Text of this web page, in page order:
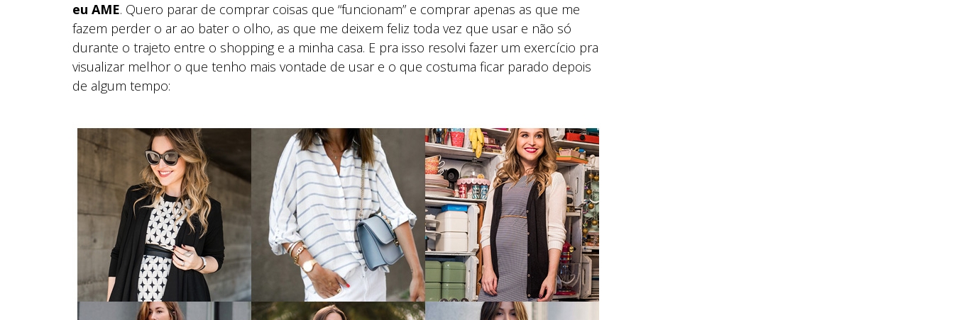
eu AME. Quero parar de comprar coisas que “funcionam” e comprar apenas as que me
fazem perder o ar ao bater o olho, as que me deixem feliz toda vez que usar e não só
durante o trajeto entre o shopping e a minha casa. E pra isso resolvi fazer um exercício pra
visualizar melhor o que tenho mais vontade de usar e o que costuma ficar parado depois
de algum tempo: